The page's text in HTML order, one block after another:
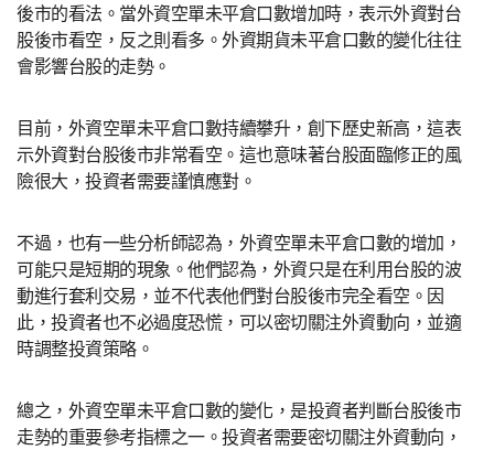
後市的看法。當外資空單未平倉口數增加時，表示外資對台
股後市看空，反之則看多。外資期貨未平倉口數的變化往往
會影響台股的走勢。
目前，外資空單未平倉口數持續攀升，創下歷史新高，這表
示外資對台股後市非常看空。這也意味著台股面臨修正的風
險很大，投資者需要謹慎應對。
不過，也有一些分析師認為，外資空單未平倉口數的增加，
可能只是短期的現象。他們認為，外資只是在利用台股的波
動進行套利交易，並不代表他們對台股後市完全看空。因
此，投資者也不必過度恐慌，可以密切關注外資動向，並適
時調整投資策略。
總之，外資空單未平倉口數的變化，是投資者判斷台股後市
走勢的重要參考指標之一。投資者需要密切關注外資動向，